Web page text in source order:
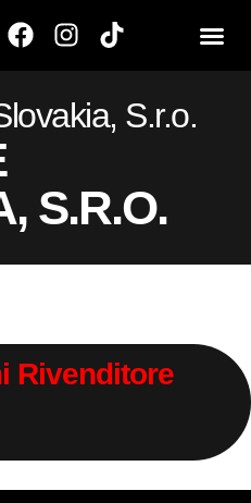
S.r.o.
S.R.O.
Rivenditore